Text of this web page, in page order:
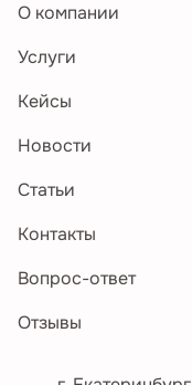
О компании
Услуги
Кейсы
Новости
Статьи
Контакты
Вопрос-ответ
Отзывы